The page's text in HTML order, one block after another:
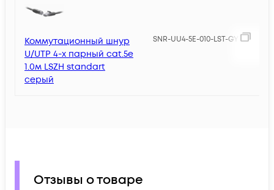
Коммутационный шнур
U/UTP 4-х парный cat.5e
1.0м LSZH standart
серый
SNR-UU4-5E-010-LST-GY
Отзывы о товаре